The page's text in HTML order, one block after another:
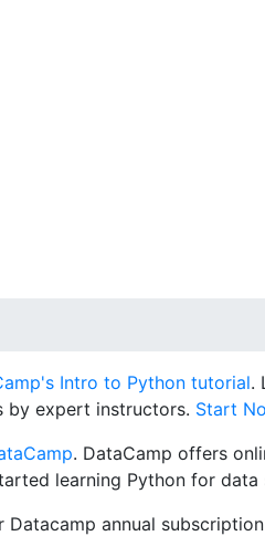
Intro to Python tutorial.
by expert instructors. Start
. DataCamp offers
learning Python for data
Datacamp annual